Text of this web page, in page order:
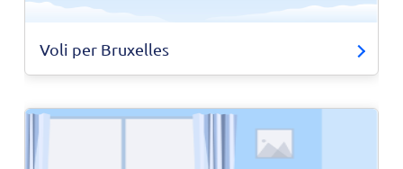
Voli per Bruxelles